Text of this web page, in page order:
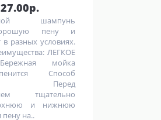
шампунь
пену и
разных условиях.
ЛЕГКОЕ
мойка
Способ
Перед
тщательно
и нижнюю
на..